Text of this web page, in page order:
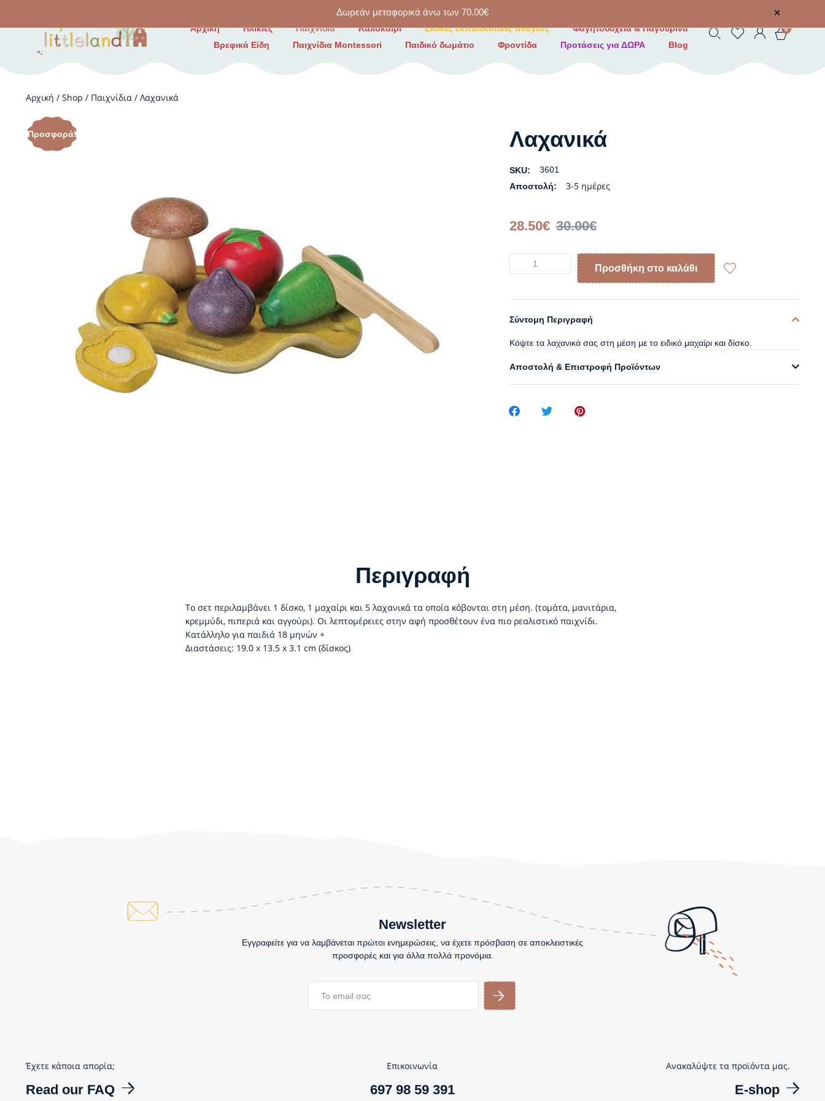
Δωρεάν μεταφορικά άνω των 70.00€
✕
Αρχική
Ηλικίες Παιχνίδια Καλοκαίρι Ειδικές εκπαιδευτικές ανάγκες
Φαγητοδοχεία & Παγουρίνα
Βρεφικά Είδη
Παιχνίδια Montessori Παιδικό δωμάτιο Φροντίδα Προτάσεις για ΔΩΡΑ Blog
0
Αρχική / Shop / Παιχνίδια / Λαχανικά
Προσφορά! Λαχανικά
SKU:
3601
Αποστολή:
3-5 ημέρες
30.00€
28.50€
Προσθήκη στο καλάθι
Σύντομη Περιγραφή
Κόψτε τα λαχανικά σας στη μέση με το ειδικό μαχαίρι και δίσκο.
Αποστολή & Επιστροφή Προϊόντων
Περιγραφή
Το σετ περιλαμβάνει 1 δίσκο, 1 μαχαίρι και 5 λαχανικά τα οποία κόβονται στη μέση. (τομάτα, μανιτάρια,
κρεμμύδι, πιπεριά και αγγούρι). Οι λεπτομέρειες στην αφή προσθέτουν ένα πιο ρεαλιστικό παιχνίδι.
Κατάλληλο για παιδιά 18 μηνών +
Διαστάσεις: 19.0 x 13.5 x 3.1 cm (δίσκος)
Newsletter
Εγγραφείτε για να λαμβάνεται πρώτοι ενημερώσεις, να έχετε πρόσβαση σε αποκλειστικές
προσφορές και για άλλα πολλά προνόμια.
Έχετε κάποια απορία;
Read our FAQ
Επικοινωνία
697 98 59 391
Ανακαλύψτε τα προϊόντα μας.
E-shop